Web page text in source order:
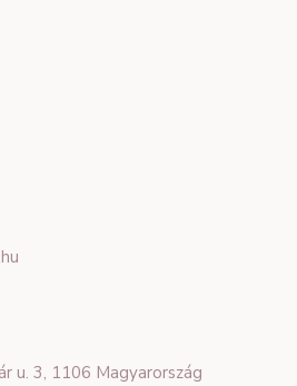
u. 3, 1106 Magyarország